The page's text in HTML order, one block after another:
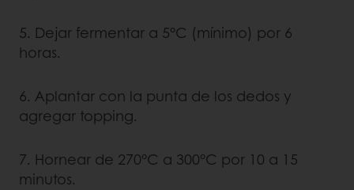
5. Dejar fermentar a 5°C (mínimo) por 6
horas.
6. Aplantar con la punta de los dedos y
agregar topping.
7. Hornear de 270°C a 300°C por 10 a 15
minutos.